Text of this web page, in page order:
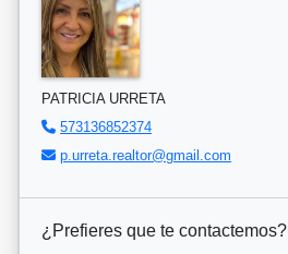
PATRICIA URRETA
573136852374
p.urreta.realtor@gmail.com
¿Prefieres que te contactemos?